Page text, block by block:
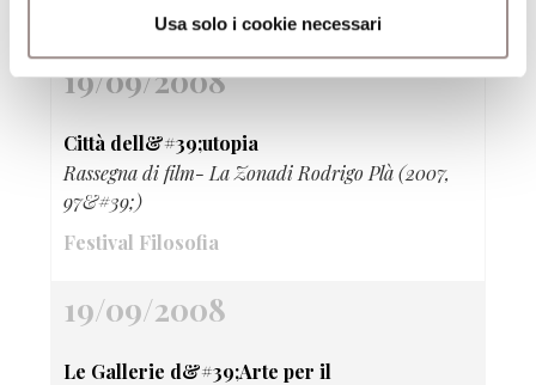
Usa solo i cookie necessari
Festival Filosofia
19/09/2008
Città dell&#39;utopia
Rassegna di film- La Zonadi Rodrigo Plà (2007,
97&#39;)
Festival Filosofia
19/09/2008
Le Gallerie d&#39;Arte per il